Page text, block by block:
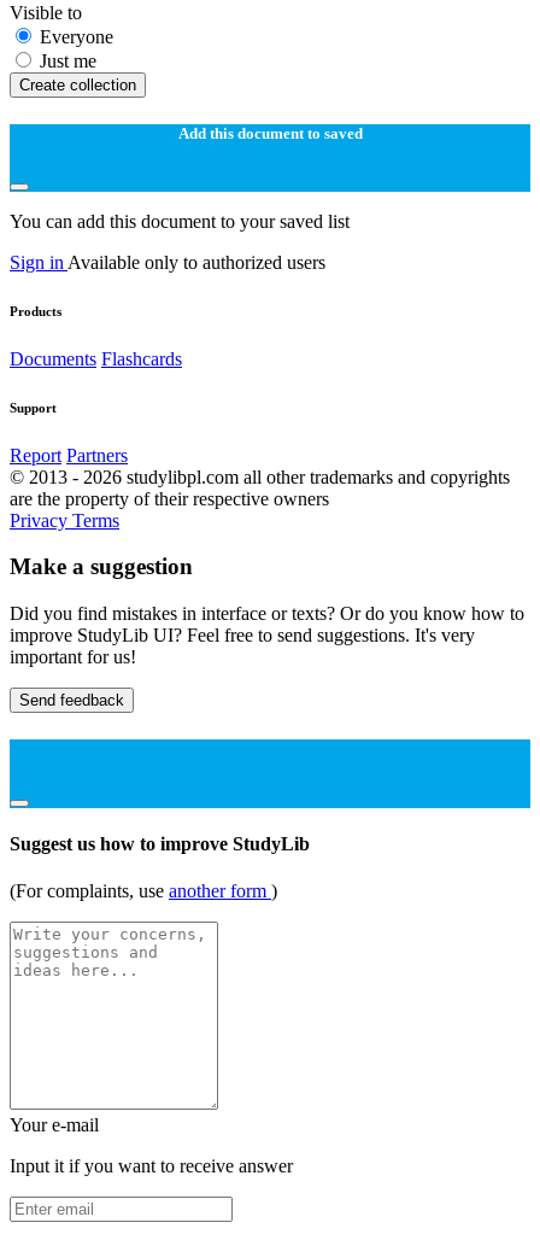
Visible to
Everyone
Just me
Create collection
Add this document to saved
You can add this document to your saved list
Sign in Available only to authorized users
Products
Documents Flashcards
Support
Report Partners
© 2013 - 2026 studylibpl.com all other trademarks and copyrights
are the property of their respective owners
Privacy Terms
Make a suggestion
Did you find mistakes in interface or texts? Or do you know how to
improve StudyLib UI? Feel free to send suggestions. It's very
important for us!
Send feedback
Suggest us how to improve StudyLib
(For complaints, use another form )
Your e-mail
Input it if you want to receive answer